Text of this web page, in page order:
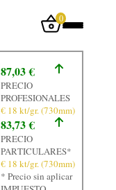
0
Iniciar sesión
Inicio
Tienda
Taller
Tasación
Laboratorio
87,03 €
PRECIO
PROFESIONALES
€ 18 kt/gr. (730mm)
83,73 €
PRECIO
PARTICULARES*
€ 18 kt/gr. (730mm)
* Precio sin aplicar